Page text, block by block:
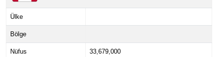
Ülke
Bölge
Nüfus 33,679,000